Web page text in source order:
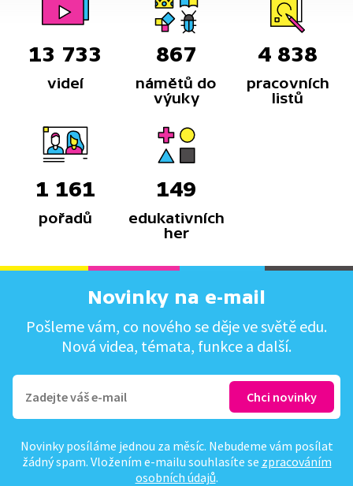
13 733
videí
867
námětů do
výuky
4 838
pracovních
listů
1 161
pořadů
149
edukativních
her
Novinky na e-mail
Pošleme vám, co nového se děje ve světě edu.
Nová videa, témata, funkce a další.
Novinky posíláme jednou za měsíc. Nebudeme vám posílat
žádný spam. Vložením e-mailu souhlasíte se zpracováním
osobních údajů.